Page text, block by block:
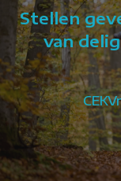
Stellen
van